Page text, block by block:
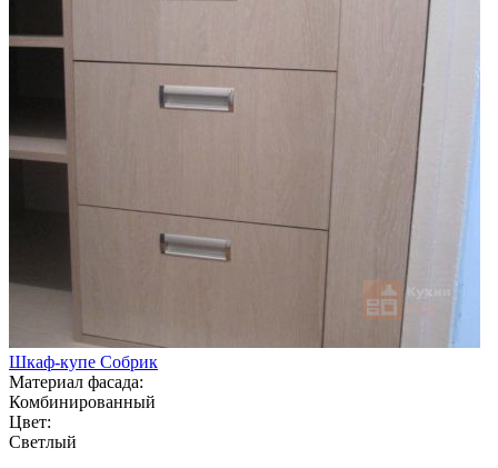
Шкаф-купе Собрик
Материал фасада:
Комбинированный
Цвет:
Светлый